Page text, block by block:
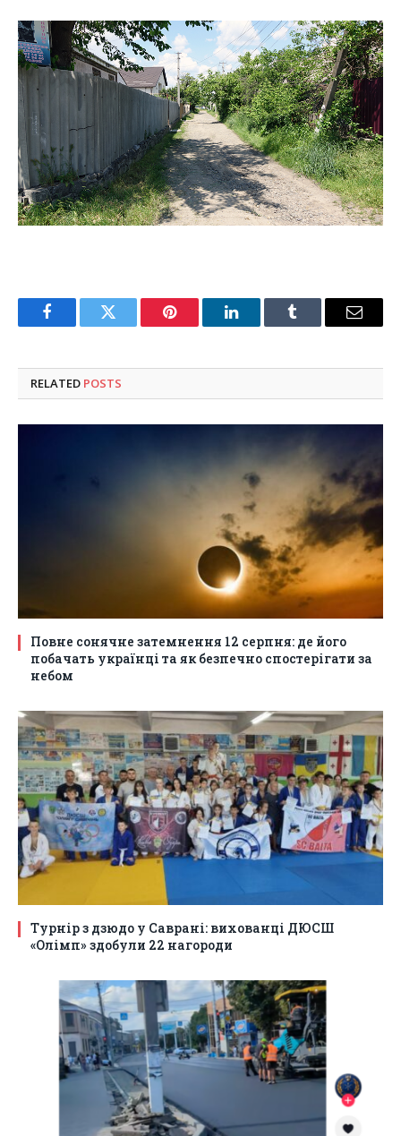
FacebookTwitter Pinterest LinkedInTumblr Email
RELATED POSTS
Повне сонячне затемнення 12 серпня: де його
побачать українці та як безпечно спостерігати за
небом
Турнір з дзюдо у Саврані: вихованці ДЮСШ
«Олімп» здобули 22 нагороди